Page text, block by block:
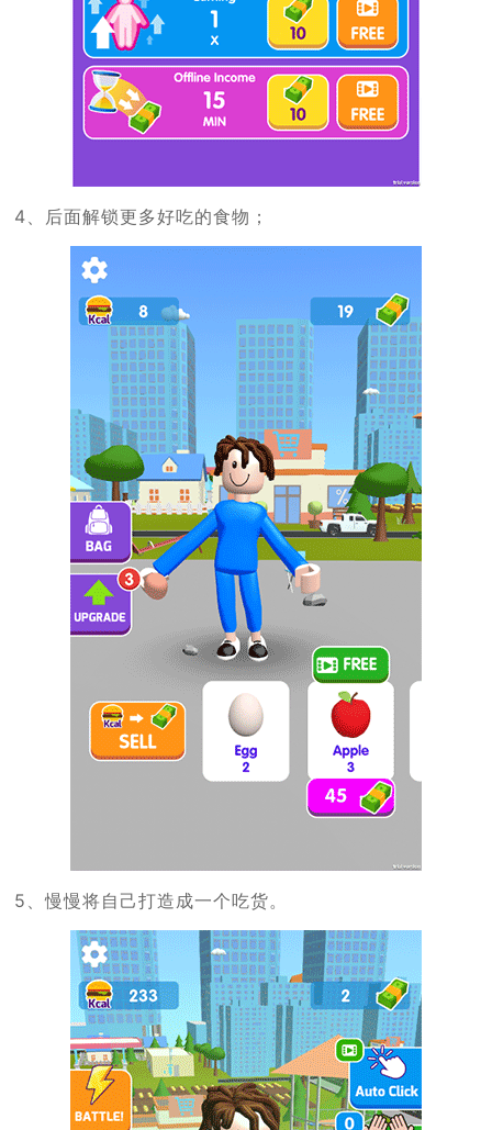
4、后面解锁更多好吃的食物；
5、慢慢将自己打造成一个吃货。